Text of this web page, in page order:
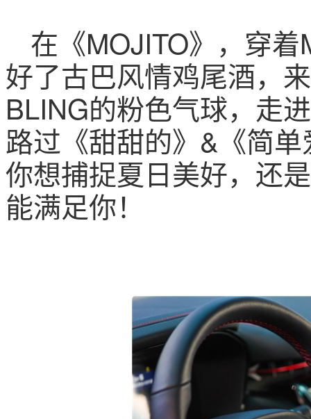
在《MOJITO》，穿
好了古巴风情鸡尾酒，
BLING的粉色气球，走
路过《甜甜的》&《简
你想捕捉夏日美好，还
能满足你！